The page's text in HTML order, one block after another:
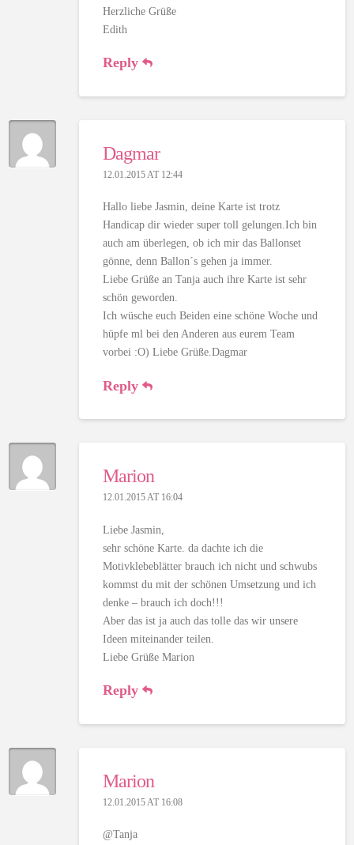
Herzliche Grüße
Edith
Reply
Dagmar
12.01.2015 AT 12:44
Hallo liebe Jasmin, deine Karte ist trotz
Handicap dir wieder super toll gelungen.Ich bin
auch am überlegen, ob ich mir das Ballonset
gönne, denn Ballon´s gehen ja immer.
Liebe Grüße an Tanja auch ihre Karte ist sehr
schön geworden.
Ich wüsche euch Beiden eine schöne Woche und
hüpfe ml bei den Anderen aus eurem Team
vorbei :O) Liebe Grüße.Dagmar
Reply
Marion
12.01.2015 AT 16:04
Liebe Jasmin,
sehr schöne Karte. da dachte ich die
Motivklebeblätter brauch ich nicht und schwubs
kommst du mit der schönen Umsetzung und ich
denke – brauch ich doch!!!
Aber das ist ja auch das tolle das wir unsere
Ideen miteinander teilen.
Liebe Grüße Marion
Reply
Marion
12.01.2015 AT 16:08
@Tanja